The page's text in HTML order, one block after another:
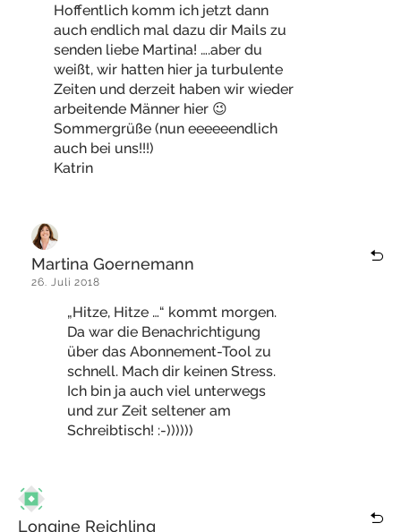
Hoffentlich komm ich jetzt dann
auch endlich mal dazu dir Mails zu
senden liebe Martina! ….aber du
weißt, wir hatten hier ja turbulente
Zeiten und derzeit haben wir wieder
arbeitende Männer hier 😉
Sommergrüße (nun eeeeeendlich
auch bei uns!!!)
Katrin
Martina Goernemann
26. Juli 2018
„Hitze, Hitze …“ kommt morgen.
Da war die Benachrichtigung
über das Abonnement-Tool zu
schnell. Mach dir keinen Stress.
Ich bin ja auch viel unterwegs
und zur Zeit seltener am
Schreibtisch! :-))))))
Longine Reichling